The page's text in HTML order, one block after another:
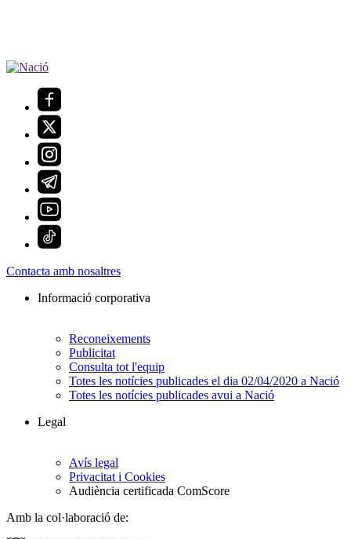
Contacta amb nosaltres
Informació corporativa
Reconeixements
Publicitat
Consulta tot l'equip
Totes les notícies publicades el dia 02/04/2020 a Nació
Totes les notícies publicades avui a Nació
Legal
Avís legal
Privacitat i Cookies
Audiència certificada ComScore
Amb la col·laboració de: